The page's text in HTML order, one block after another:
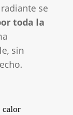
se
toda la
sin
calor